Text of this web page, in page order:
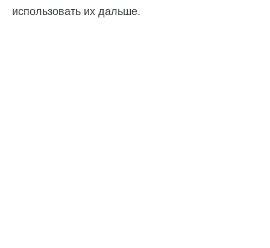
использовать их дальше.